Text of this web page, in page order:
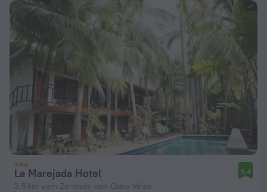
La Marejada Hotel
2,5 km vom Zentrum von Cabo Velas
9,4